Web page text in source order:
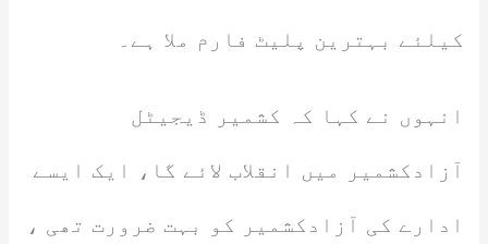
کیلئے بہترین پلیٹ فارم ملا ہے۔
انہوں نے کہا کہ کشمیر ڈیجیٹل
آزادکشمیر میں انقلاب لائے گا، ایک ایسے
ادارے کی آزادکشمیر کو بہت ضرورت تھی ،